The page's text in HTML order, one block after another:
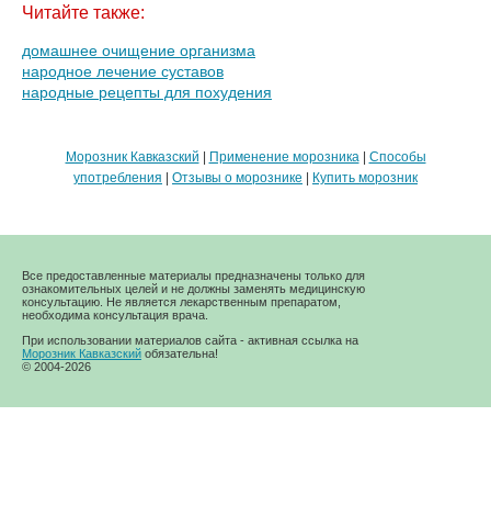
Читайте также:
домашнее очищение организма
народное лечение суставов
народные рецепты для похудения
Морозник Кавказский | Применение морозника| Способы
употребления | Отзывы о морознике | Купить морозник
Все предоставленные материалы предназначены только для
ознакомительных целей и не должны заменять медицинскую
консультацию. Не является лекарственным препаратом,
необходима консультация врача.
При использовании материалов сайта - активная ссылка на
Морозник Кавказский обязательна!
© 2004-2026